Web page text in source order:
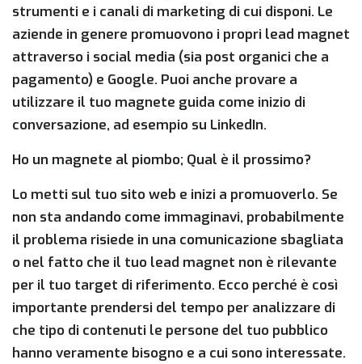
strumenti e i canali di marketing di cui disponi. Le
aziende in genere promuovono i propri lead magnet
attraverso i social media (sia post organici che a
pagamento) e Google. Puoi anche provare a
utilizzare il tuo magnete guida come inizio di
conversazione, ad esempio su LinkedIn.
Ho un magnete al piombo; Qual è il prossimo?
Lo metti sul tuo sito web e inizi a promuoverlo. Se
non sta andando come immaginavi, probabilmente
il problema risiede in una comunicazione sbagliata
o nel fatto che il tuo lead magnet non è rilevante
per il tuo target di riferimento. Ecco perché è così
importante prendersi del tempo per analizzare di
che tipo di contenuti le persone del tuo pubblico
hanno veramente bisogno e a cui sono interessate.